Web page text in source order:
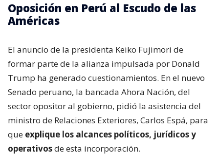
Oposición en Perú al Escudo de las
Américas
El anuncio de la presidenta Keiko Fujimori de
formar parte de la alianza impulsada por Donald
Trump ha generado cuestionamientos. En el nuevo
Senado peruano, la bancada Ahora Nación, del
sector opositor al gobierno, pidió la asistencia del
ministro de Relaciones Exteriores, Carlos Espá, para
que explique los alcances políticos, jurídicos y
operativosde esta incorporación.